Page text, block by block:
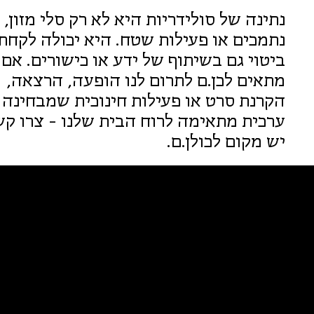
נתינה של סולידריות היא לא רק סלי מזון,
נתמכים או פעילות שטח. היא יכולה
ביטוי גם בשיתוף של ידע או כישורים. אם
מתאים לכן.ם לתרום לנו הופעה, הרצאה,
הקרנת סרט או פעילות חינוכית שמבחינה
ערכית מתאימה לרוח הבית שלנו - צרו
יש מקום לכולן.ם.